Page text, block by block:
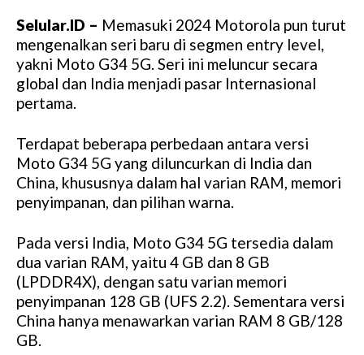
Selular.ID – Memasuki 2024 Motorola pun turut
mengenalkan seri baru di segmen entry level,
yakni Moto G34 5G. Seri ini meluncur secara
global dan India menjadi pasar Internasional
pertama.
Terdapat beberapa perbedaan antara versi
Moto G34 5G yang diluncurkan di India dan
China, khususnya dalam hal varian RAM, memori
penyimpanan, dan pilihan warna.
Pada versi India, Moto G34 5G tersedia dalam
dua varian RAM, yaitu 4 GB dan 8 GB
(LPDDR4X), dengan satu varian memori
penyimpanan 128 GB (UFS 2.2). Sementara versi
China hanya menawarkan varian RAM 8 GB/128
GB.